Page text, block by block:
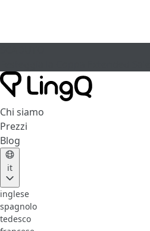
Chi siamo
Prezzi
Blog
it
inglese
spagnolo
tedesco